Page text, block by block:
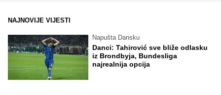
NAJNOVIJE VIJESTI
Napušta Dansku
Danci: Tahirović sve bliže odlasku
iz Brondbyja, Bundesliga
najrealnija opcija